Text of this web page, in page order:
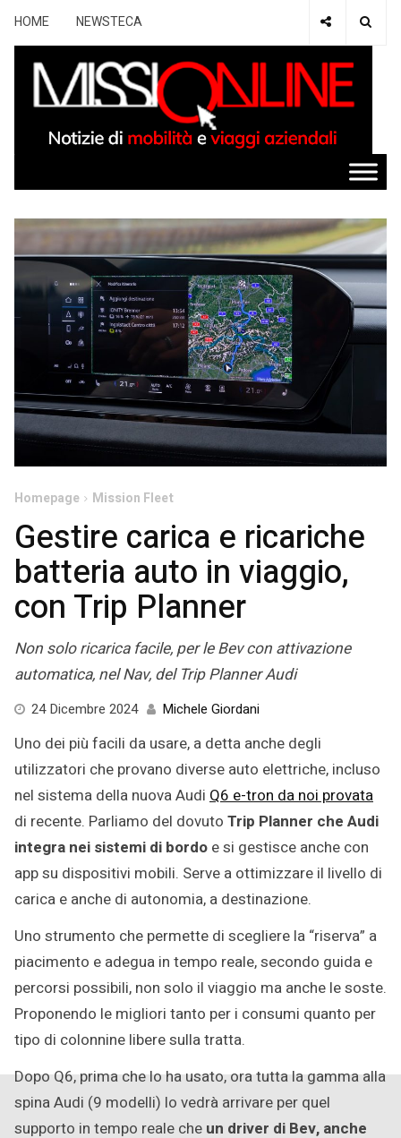
HOME NEWSTECA
Homepage Mission Fleet
Gestire carica e ricariche
batteria auto in viaggio,
con Trip Planner
Non solo ricarica facile, per le Bev con attivazione
automatica, nel Nav, del Trip Planner Audi
24 Dicembre 202419
2024
Michele Giordani
Uno dei più facili da usare, a detta anche degli
utilizzatori che provano diverse auto elettriche, incluso
nel sistema della nuova Audi Q6 e-tron da noi provata
di recente. Parliamo del dovuto Trip Planner che Audi
integra nei sistemi di bordo e si gestisce anche con
app su dispositivi mobili. Serve a ottimizzare il livello di
carica e anche di autonomia, a destinazione.
Uno strumento che permette di scegliere la “riserva” a
piacimento e adegua in tempo reale, secondo guida e
percorsi possibili, non solo il viaggio ma anche le soste.
Proponendo le migliori tanto per i consumi quanto per
tipo di colonnine libere sulla tratta.
Dopo Q6, prima che lo ha usato, ora tutta la gamma alla
spina Audi (9 modelli) lo vedrà arrivare per quel
supporto in tempo reale che un driver di Bev, anche